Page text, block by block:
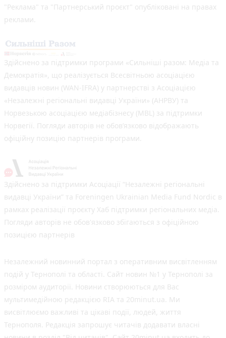
"Реклама" та "Партнерський проєкт" опубліковані на правах
реклами.
Здійснено за підтримки програми «Сильніші разом: Медіа та
Демократія», що реалізується Всесвітньою асоціацією
видавців новин (WAN-IFRA) у партнерстві з Асоціацією
«Незалежні регіональні видавці України» (АНРВУ) та
Норвезькою асоціацією медіабізнесу (MBL) за підтримки
Норвегії. Погляди авторів не обов’язково відображають
офіційну позицію партнерів програми.
Здійснено за підтримки Асоціації “Незалежні регіональні
видавці України” та Foreningen Ukrainian Media Fund Nordic в
рамках реалізації проєкту Хаб підтримки регіональних медіа.
Погляди авторів не обов'язково збігаються з офіційною
позицією партнерів
Незалежний новинний портал з оперативним висвітленням
подій у Тернополі та області. Сайт новин №1 у Тернополі за
розміром аудиторії. Новини створюються для Вас
мультимедійною редакцією RIA та 20minut.ua. Ми
висвітлюємо важливі та цікаві події, людей, життя
Тернополя. Редакція запрошує читачів додавати власні